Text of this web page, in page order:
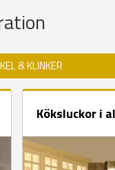
& KLINKER
Köksluckor i